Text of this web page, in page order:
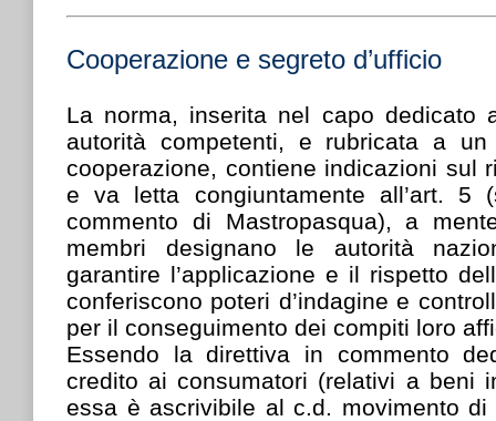
Cooperazione e segreto d’ufficio
La norma, inserita nel capo dedicato
autorità competenti, e rubricata a
cooperazione, contiene indicazioni sul
e va letta congiuntamente all’art.
commento di Mastropasqua), a
membri designano le autorità
garantire l’applicazione e il rispetto
conferiscono poteri d’indagine e
per il conseguimento dei compiti loro
Essendo la direttiva in commento
credito ai consumatori (relativi a beni
essa è ascrivibile al c.d. movimento di